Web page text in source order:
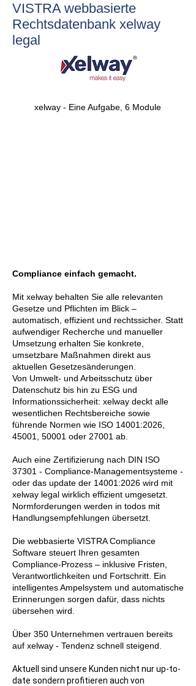
VISTRA webbasierte
Rechtsdatenbank xelway
legal
xelway - Eine Aufgabe, 6 Module​​
Compliance einfach gemacht.
Mit xelway behalten Sie alle relevanten
Gesetze und Pflichten im Blick –
automatisch, effizient und rechtssicher. Statt
aufwendiger Recherche und manueller
Umsetzung erhalten Sie konkrete,
umsetzbare Maßnahmen direkt aus
aktuellen Gesetzesänderungen.
Von Umwelt- und Arbeitsschutz über
Datenschutz bis hin zu ESG und
Informationssicherheit: xelway deckt alle
wesentlichen Rechtsbereiche sowie
führende Normen wie ISO 14001:2026,
45001, 50001 oder 27001 ab.
Auch eine Zertifizierung nach DIN ISO
37301 - Compliance-Managementsysteme -
oder das update der 14001:2026 wird mit
xelway legal wirklich effizient umgesetzt.
Normforderungen werden in todos mit
Handlungsempfehlungen übersetzt.
Die webbasierte VISTRA Compliance
Software steuert Ihren gesamten
Compliance-Prozess – inklusive Fristen,
Verantwortlichkeiten und Fortschritt. Ein
intelligentes Ampelsystem und automatische
Erinnerungen sorgen dafür, dass nichts
übersehen wird.
Über 350 Unternehmen vertrauen bereits
auf xelway - Tendenz schnell steigend.
Aktuell sind unsere Kunden nicht nur up-to-
date sondern profitieren auch von